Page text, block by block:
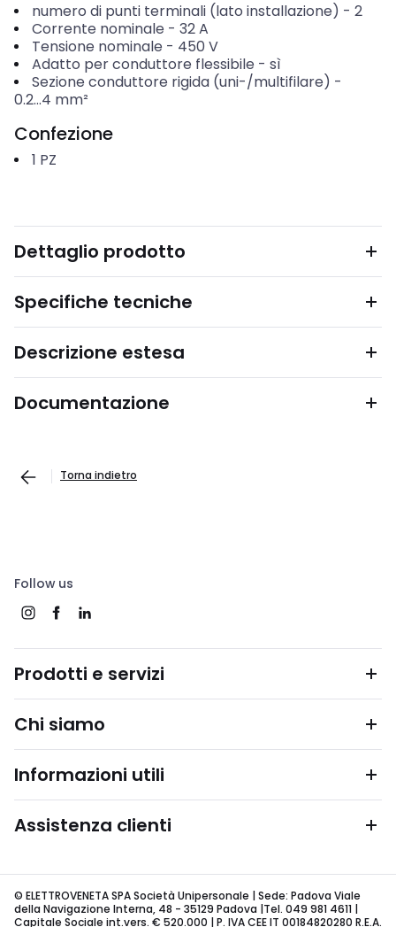
numero di punti terminali (lato installazione) - 2
Corrente nominale - 32A
Tensione nominale - 450 V
Adatto per conduttore flessibile - sì
Sezione conduttore rigida (uni-/multifilare) -
0.2...4 mm²
Confezione
1 PZ
Dettaglio prodotto
Specifiche tecniche
Descrizione estesa
Documentazione
Torna indietro
Follow us
Prodotti e servizi
Chi siamo
Informazioni utili
Assistenza clienti
© ELETTROVENETA SPA Società Unipersonale | Sede: Padova Viale
della Navigazione Interna, 48 - 35129 Padova |Tel. 049 981 4611 |
Capitale Sociale int.vers. € 520.000 | P. IVA CEE IT 00184820280 R.E.A.